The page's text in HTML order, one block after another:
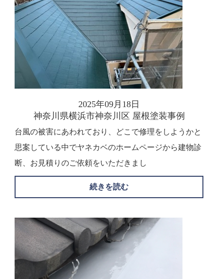
2025年09月18日
神奈川県横浜市神奈川区 屋根塗装事例
台風の被害にあわれており、どこで修理をしようかと
思案している中でヤネカベのホームページから建物診
断、お見積りのご依頼をいただきまし
続きを読む